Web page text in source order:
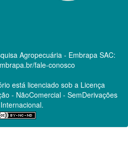
Agropecuária - Embrapa SAC:
fale-conosco
está licenciado sob a Licença
- NãoComercial - SemDerivações